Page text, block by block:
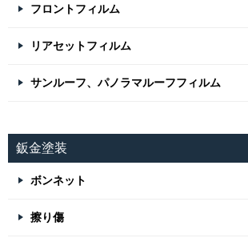
フロントフィルム
リアセットフィルム
サンルーフ、パノラマルーフフィルム
鈑金塗装
ボンネット
擦り傷